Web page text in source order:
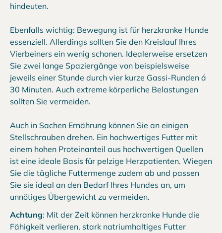
hindeuten.
Ebenfalls wichtig: Bewegung ist für herzkranke Hunde
essenziell. Allerdings sollten Sie den Kreislauf Ihres
Vierbeiners ein wenig schonen. Idealerweise ersetzen
Sie zwei lange Spaziergänge von beispielsweise
jeweils einer Stunde durch vier kurze Gassi-Runden á
30 Minuten. Auch extreme körperliche Belastungen
sollten Sie vermeiden.
Auch in Sachen Ernährung können Sie an einigen
Stellschrauben drehen. Ein hochwertiges Futter mit
einem hohen Proteinanteil aus hochwertigen Quellen
ist eine ideale Basis für pelzige Herzpatienten. Wiegen
Sie die tägliche Futtermenge zudem ab und passen
Sie sie ideal an den Bedarf Ihres Hundes an, um
unnötiges Übergewicht zu vermeiden.
Achtung: Mit der Zeit können herzkranke Hunde die
Fähigkeit verlieren, stark natriumhaltiges Futter